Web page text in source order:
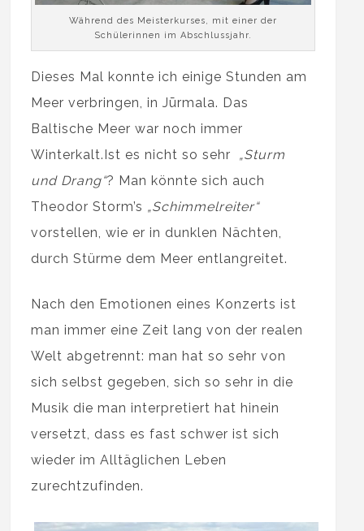
Während des Meisterkurses, mit einer der
Schülerinnen im Abschlussjahr.
Dieses Mal konnte ich einige Stunden am
Meer verbringen, in Jūrmala. Das
Baltische Meer war noch immer
Winterkalt.Ist es nicht so sehr „Sturm
und Drang“? Man könnte sich auch
Theodor Storm’s „Schimmelreiter“
vorstellen, wie er in dunklen Nächten,
durch Stürme dem Meer entlangreitet.
Nach den Emotionen eines Konzerts ist
man immer eine Zeit lang von der realen
Welt abgetrennt: man hat so sehr von
sich selbst gegeben, sich so sehr in die
Musik die man interpretiert hat hinein
versetzt, dass es fast schwer ist sich
wieder im Alltäglichen Leben
zurechtzufinden.